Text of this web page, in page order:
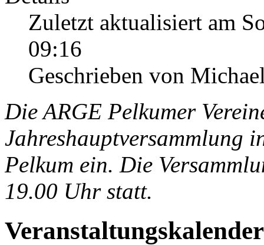
Zuletzt aktualisiert am
09:16
Geschrieben von
Die ARGE Pelkumer
Jahreshauptversammlung
Pelkum ein. Die
19.00 Uhr statt.